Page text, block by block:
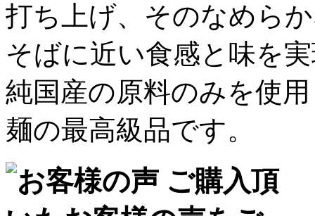
打ち上げ、そのなめら
そばに近い食感と味を
純国産の原料のみを使
麺の最高級品です。